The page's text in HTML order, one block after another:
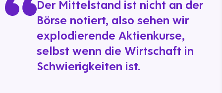
Der Mittelstand ist nicht an der
Börse notiert, also sehen wir
explodierende Aktienkurse,
selbst wenn die Wirtschaft in
Schwierigkeiten ist.